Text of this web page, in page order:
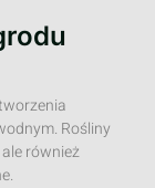
Rośliny
również